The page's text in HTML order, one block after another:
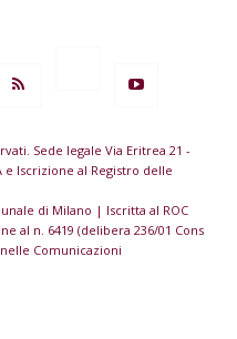
Sede legale Via Eritrea 21 -
e Iscrizione al Registro delle
di Milano | Iscritta al ROC
al n. 6419 (delibera 236/01 Cons
Comunicazioni